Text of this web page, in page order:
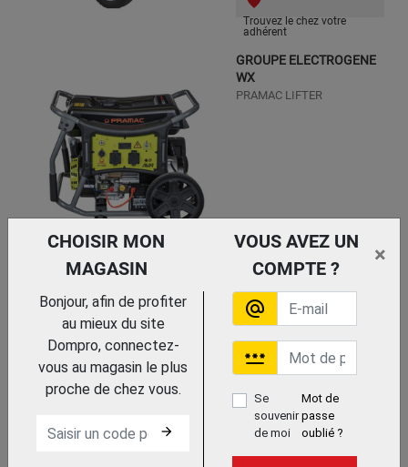
Trouvez le chez votre
adhérent
GROUPE ELECTROGENE
WX
PRAMAC LIFTER
Trouvez le chez votre
adhérent
GROUPE ELECTROGENE
WX6200 MONO AVR
PRAMAC LIFTER
CHOISIR MON
MAGASIN
VOUS AVEZ UN
COMPTE ?
×
Bonjour, afin de profiter
au mieux du site
Dompro, connectez-
vous au magasin le plus
proche de chez vous.
arrow_forward
alternate_email
password
Se
souvenir
de moi
Mot de
passe
oublié ?